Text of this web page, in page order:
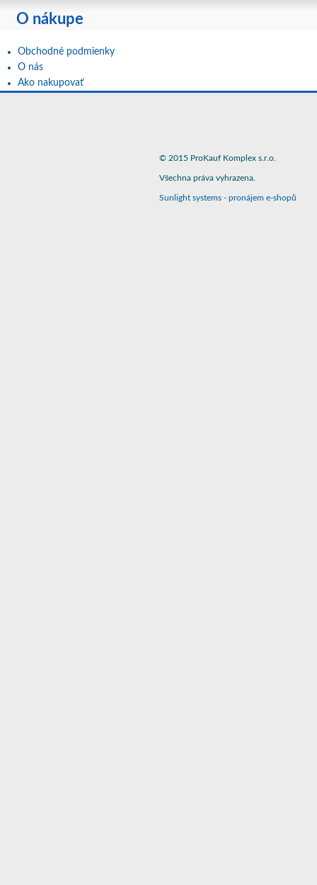
O nákupe
Obchodné podmienky
O nás
Ako nakupovať
© 2015 ProKauf Komplex s.r.o.
Všechna práva vyhrazena.
Sunlight systems - pronájem e-shopů